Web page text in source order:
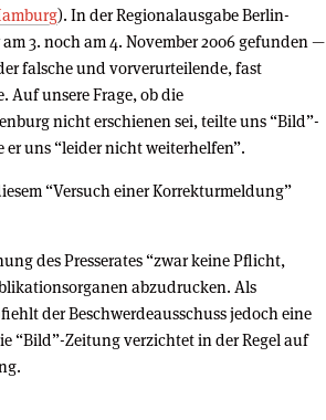
). In der Regionalausgabe Berlin-
3. noch am 4. November 2006 gefunden —
falsche und vorverurteilende, fast
unsere Frage, ob die
nicht erschienen sei, teilte uns “Bild”-
uns “leider nicht weiterhelfen”.
“Versuch einer Korrekturmeldung”
des Presserates “zwar keine Pflicht,
abzudrucken. Als
der Beschwerdeausschuss jedoch eine
“Bild”-Zeitung verzichtet in der Regel auf